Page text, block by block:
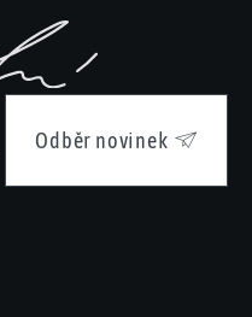
Odběr novinek